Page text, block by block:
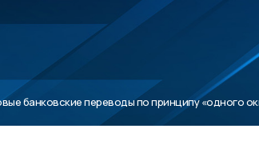
банковские переводы по принципу «одного